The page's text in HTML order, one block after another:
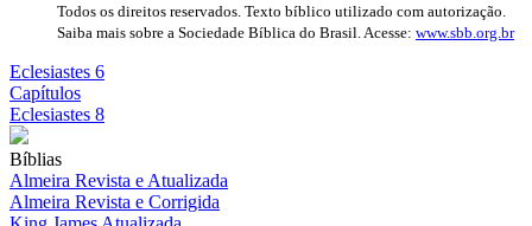
Todos os direitos reservados. Texto bíblico utilizado com autorização.
Saiba mais sobre a Sociedade Bíblica do Brasil. Acesse: www.sbb.org.br
Eclesiastes 6
Capítulos
Eclesiastes 8
Bíblias
Almeira Revista e Atualizada
Almeira Revista e Corrigida